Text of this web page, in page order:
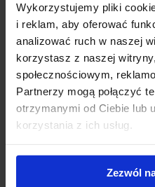
Wykorzystujemy pliki
i reklam, aby oferować
analizować ruch w naszej
korzystasz z naszej
społecznościowym,
Partnerzy mogą połączyć
otrzymanymi od Ciebie lub
korzystania z ich usług.
Zezwól
Budynek Alpha będzie
biurowej z gastronomiczno-
sportu. Energooszczędność
Certyfikatem Leed Gold.
Powiązane newsy
2022)